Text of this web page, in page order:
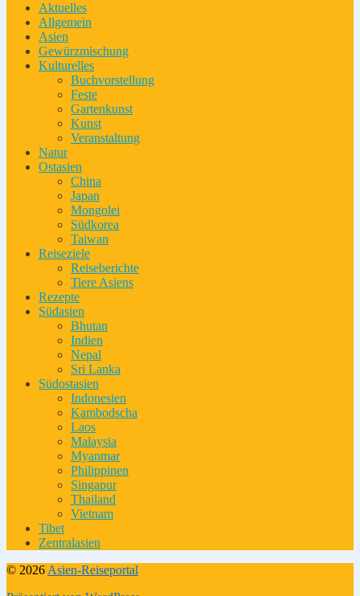
Aktuelles
Allgemein
Asien
Gewürzmischung
Kulturelles
Buchvorstellung
Feste
Gartenkunst
Kunst
Veranstaltung
Natur
Ostasien
China
Japan
Mongolei
Südkorea
Taiwan
Reiseziele
Reiseberichte
Tiere Asiens
Rezepte
Südasien
Bhutan
Indien
Nepal
Sri Lanka
Südostasien
Indonesien
Kambodscha
Laos
Malaysia
Myanmar
Philippinen
Singapur
Thailand
Vietnam
Tibet
Zentralasien
© 2026 Asien-Reiseportal